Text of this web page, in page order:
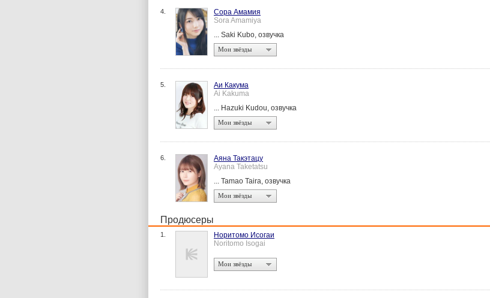
4.
Сора Амамия
Sora Amamiya
... Saki Kubo, озвучка
Мои звёзды
5.
Аи Какума
Ai Kakuma
... Hazuki Kudou, озвучка
Мои звёзды
6.
Аяна Такэтацу
Ayana Taketatsu
... Tamao Taira, озвучка
Мои звёзды
Продюсеры
1.
Норитомо Исогаи
Noritomo Isogai
Мои звёзды